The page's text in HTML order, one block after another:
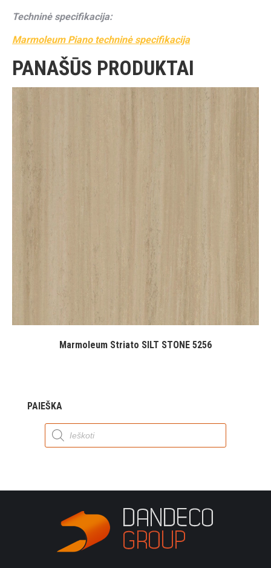
Techninė specifikacija:
Marmoleum Piano techninė specifikacija
PANAŠŪS PRODUKTAI
Marmoleum Striato SILT STONE 5256
PAIEŠKA
Products
search